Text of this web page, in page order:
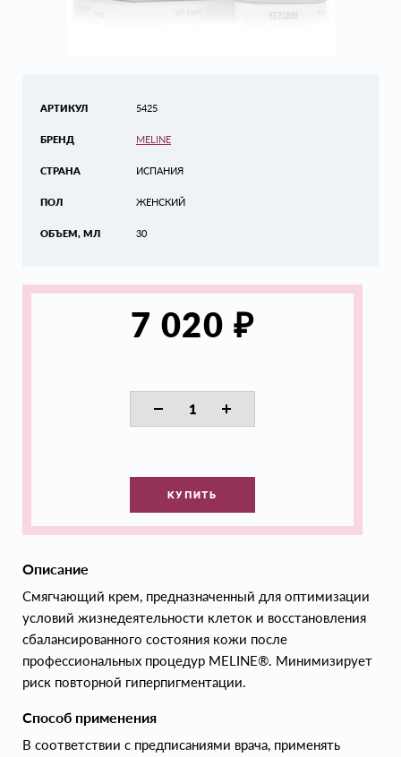
АРТИКУЛ
БРЕНД
СТРАНА
ПОЛ
ОБЪЕМ, МЛ
5425
MELINE
ИСПАНИЯ
ЖЕНСКИЙ
30
7 020 ₽
КУПИТЬ
Описание
Смягчающий крем, предназначенный для оптимизации
условий жизнедеятельности клеток и восстановления
сбалансированного состояния кожи после
профессиональных процедур MELINE®. Минимизирует
риск повторной гиперпигментации.
Способ применения
В соответствии с предписаниями врача, применять